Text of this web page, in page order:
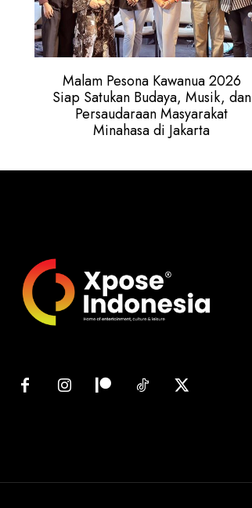
Malam Pesona Kawanua 2026
Siap Satukan Budaya, Musik, dan
Persaudaraan Masyarakat
Minahasa di Jakarta